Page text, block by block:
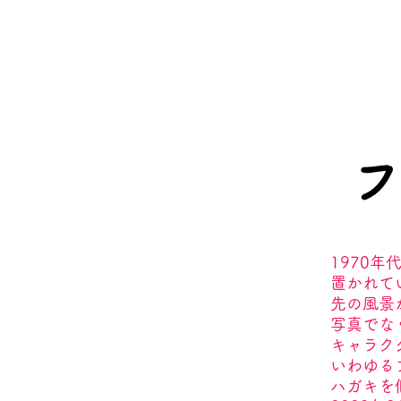
​1970年
置かれて
先の風景
写真でな
キャラク
いわゆる
ハガキを